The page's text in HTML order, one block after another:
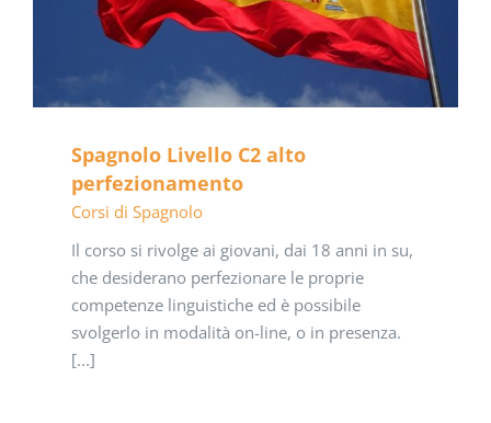
Spagnolo Livello C2 alto
perfezionamento
Corsi di Spagnolo
Il corso si rivolge ai giovani, dai 18 anni in su,
che desiderano perfezionare le proprie
competenze linguistiche ed è possibile
svolgerlo in modalità on-line, o in presenza.
[...]